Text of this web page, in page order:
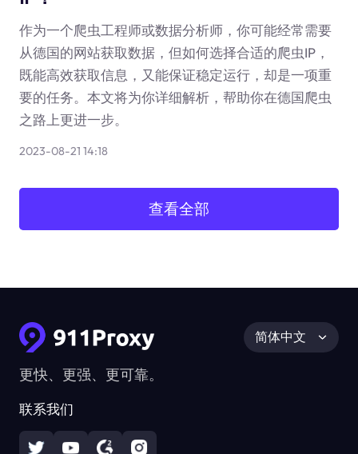
作为一个爬虫工程师或数据分析师，你可能经常需要
从德国的网站获取数据，但如何选择合适的爬虫IP，
既能高效获取信息，又能保证稳定运行，却是一项重
要的任务。本文将为你详细解析，帮助你在德国爬虫
之路上更进一步。
2023-08-21 14:18
查看全部
更快、更强、更可靠。
联系我们
简体中文